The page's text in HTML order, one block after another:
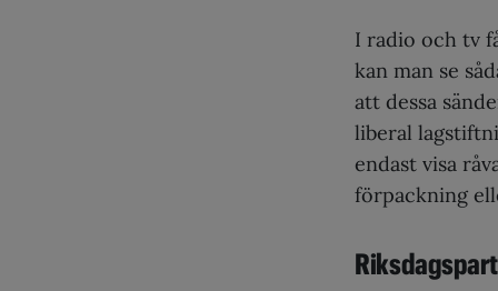
I radio och tv
kan man se
att dessa
liberal
endast visa
förpackning